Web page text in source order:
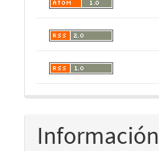
Información